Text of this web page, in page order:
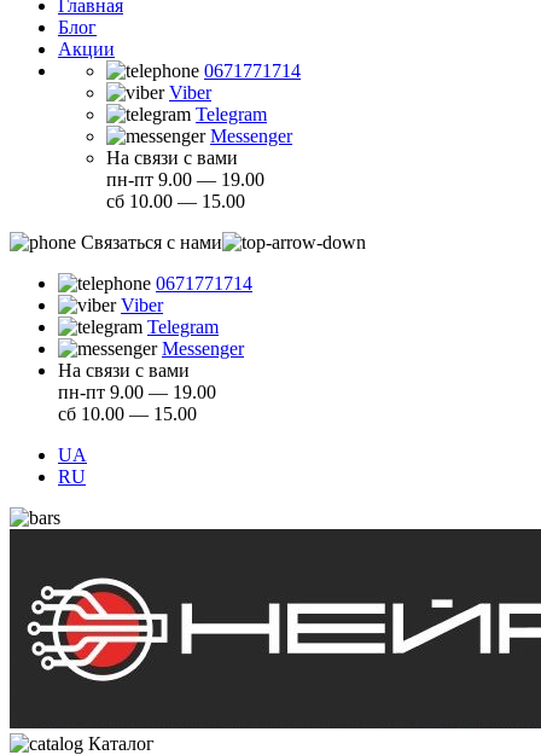
Главная
Блог
Акции
0671771714
Viber
Telegram
Messenger
На связи с вами
пн-пт 9.00 — 19.00
сб 10.00 — 15.00
Связаться с нами
0671771714
Viber
Telegram
Messenger
На связи с вами
пн-пт 9.00 — 19.00
сб 10.00 — 15.00
UA
RU
Каталог